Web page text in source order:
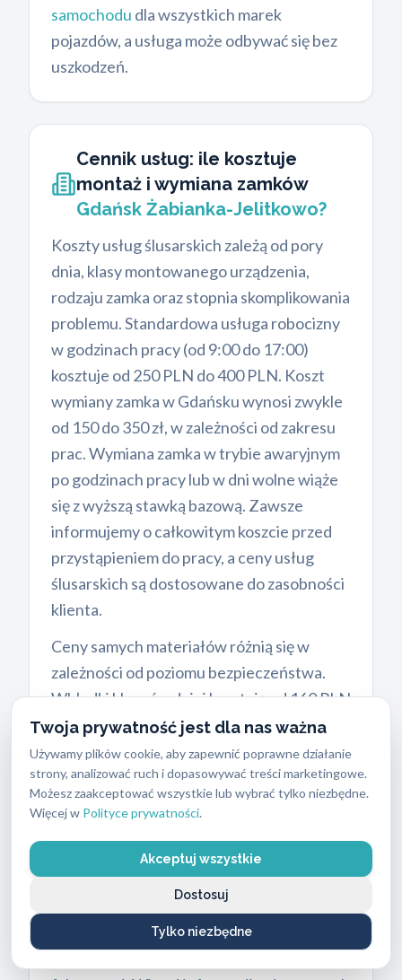
Twoja prywatność jest dla nas ważna
Używamy plików cookie, aby zapewnić poprawne działanie
strony, analizować ruch i dopasowywać treści marketingowe.
Możesz zaakceptować wszystkie lub wybrać tylko niezbędne.
Więcej w Polityce prywatności.
Akceptuj wszystkie
Tylko niezbędne
Dostosuj
samochodu dla wszystkich marek
pojazdów, a usługa może odbywać się bez
uszkodzeń.
Cennik usług: ile kosztuje
montaż i wymiana zamków
Gdańsk Żabianka-Jelitkowo?
Koszty usług ślusarskich zależą od pory
dnia, klasy montowanego urządzenia,
rodzaju zamka oraz stopnia skomplikowania
problemu. Standardowa usługa robocizny
w godzinach pracy (od 9:00 do 17:00)
kosztuje od 250 PLN do 400 PLN. Koszt
wymiany zamka w Gdańsku wynosi zwykle
od 150 do 350 zł, w zależności od zakresu
prac. Wymiana zamka w trybie awaryjnym
po godzinach pracy lub w dni wolne wiąże
się z wyższą stawką bazową. Zawsze
informujemy o całkowitym koszcie przed
przystąpieniem do pracy, a ceny usług
ślusarskich są dostosowane do zasobności
klienta.
Ceny samych materiałów różnią się w
zależności od poziomu bezpieczeństwa.
Wkładki klasy średniej kosztują od 160 PLN
do 420 PLN. Są to trwałe mechanizmy do
standardowych drzwi wewnętrznych i
zewnętrznych. Wkładki orazzamki
antywłamaniowewysokiej klasy to
technicy montują mechanizmy firm Gerda,
Dierre, Mottura, Evva, Wilka oraz Assa
Abloy. Posiadamy autoryzacje tych
producentów, co gwarantuje poprawność